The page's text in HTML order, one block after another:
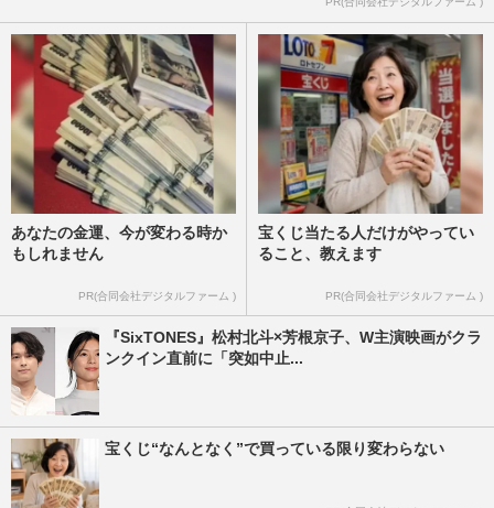
あなたの金運、今が変わる時か
もしれません
PR(合同会社デジタルファーム )
宝くじ当たる人だけがやってい
ること、教えます
PR(合同会社デジタルファーム )
『SixTONES』松村北斗×芳根京子、W主演映画がクラ
ンクイン直前に「突如中止...
宝くじ“なんとなく”で買っている限り変わらない